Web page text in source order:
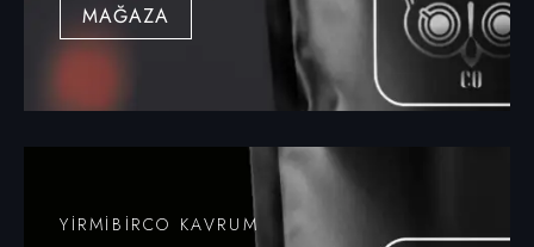
MAĞAZA
YİRMİBİRCO KAVRUM